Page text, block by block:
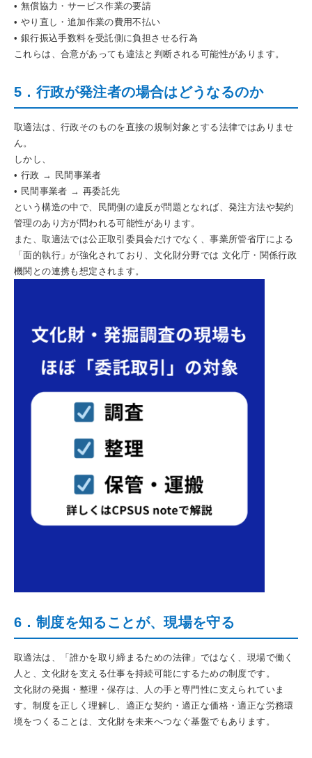
• 無償協力・サービス作業の要請
• やり直し・追加作業の費用不払い
• 銀行振込手数料を受託側に負担させる行為
これらは、合意があっても違法と判断される可能性があります。
5．行政が発注者の場合はどうなるのか
取適法は、行政そのものを直接の規制対象とする法律ではありませ
ん。
しかし、
• 行政 → 民間事業者
• 民間事業者 → 再委託先
という構造の中で、民間側の違反が問題となれば、発注方法や契約
管理のあり方が問われる可能性があります。
また、取適法では公正取引委員会だけでなく、事業所管省庁による
「面的執行」が強化されており、文化財分野では 文化庁・関係行政
機関との連携も想定されます。
6．制度を知ることが、現場を守る
取適法は、「誰かを取り締まるための法律」ではなく、現場で働く
人と、文化財を支える仕事を持続可能にするための制度です。
文化財の発掘・整理・保存は、人の手と専門性に支えられていま
す。制度を正しく理解し、適正な契約・適正な価格・適正な労務環
境をつくることは、文化財を未来へつなぐ基盤でもあります。